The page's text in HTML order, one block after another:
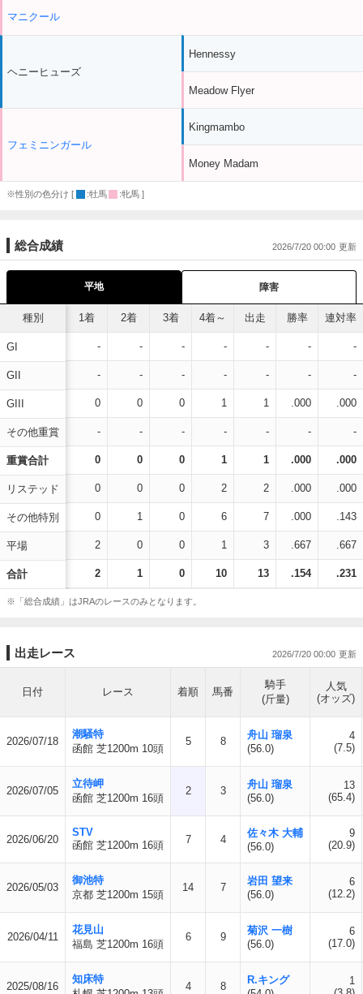
マニクール
ヘニーヒューズ
フェミニンガール
Hennessy
Meadow Flyer
Kingmambo
Money Madam
※性別の色分け [ :牡馬 :牝馬 ]
総合成績 2026/7/20 00:00
平地 障害
種別
GI
GII
GIII
その他重賞
重賞合計
リステッド
その他特別
平場
合計
1着 2着 3着 4着～ 出走 勝率 連対率
- - - - - - -
- - - - - - -
0 0 0 1 1 .000 .000
- - - - - - -
0 0 0 1 1 .000 .000
0 0 0 2 2 .000 .000
0 1 0 6 7 .000 .143
2 0 0 1 3 .667 .667
2 1 0 10 13 .154 .231
※「総合成績」はJRAのレースのみとなります。
出走レース 2026/7/20 00:00
日付 レース 着順 馬番
騎手
(斤量)
人気
(オッズ)
2026/07/18
潮騒特
函館 芝1200m 10頭
5 8
舟山 瑠泉
(56.0)
4
(7.5)
2026/07/05
立待岬
函館 芝1200m 16頭
2 3
舟山 瑠泉
(56.0)
13
(65.4)
2026/06/20
STV
函館 芝1200m 16頭
7 4
佐々木 大輔
(56.0)
9
(20.9)
2026/05/03
御池特
京都 芝1200m 15頭
14 7
岩田 望来
(56.0)
6
(12.2)
2026/04/11
花見山
福島 芝1200m 16頭
6 9
菊沢 一樹
(56.0)
6
(17.0)
2025/08/16
知床特
4 8
R.キング
1